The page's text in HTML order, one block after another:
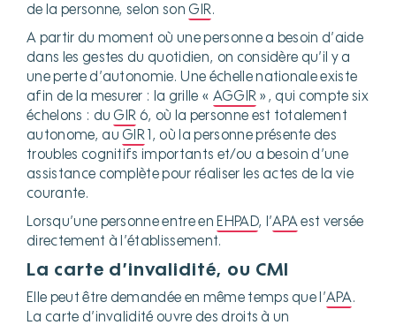
de la personne, selon son GIR.
A partir du moment où une personne a besoin d’aide
dans les gestes du quotidien, on considère qu’il y a
une perte d’autonomie. Une échelle nationale existe
afin de la mesurer : la grille « AGGIR », qui compte six
échelons : du GIR 6, où la personne est totalement
autonome, au GIR 1, où la personne présente des
troubles cognitifs importants et/ou a besoin d’une
assistance complète pour réaliser les actes de la vie
courante.
Lorsqu’une personne entre en EHPAD, l’APAest versée
directement à l’établissement.
La carte d’invalidité, ou CMI
Elle peut être demandée en même temps que l’APA.
La carte d’invalidité ouvre des droits à un